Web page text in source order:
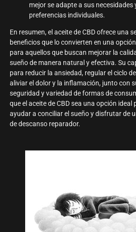
mejor se adapte a sus necesidades
preferencias individuales.
En resumen, el aceite de CBD ofrece una
beneficios que lo convierten en una
para aquellos que buscan mejorar la
sueño de manera natural y efectiva. Su
para reducir la ansiedad, regular el ciclo
aliviar el dolor y la inflamación, junto con
seguridad y variedad de formas de
que el aceite de CBD sea una opción ideal
ayudar a conciliar el sueño y disfrutar de
de descanso reparador.